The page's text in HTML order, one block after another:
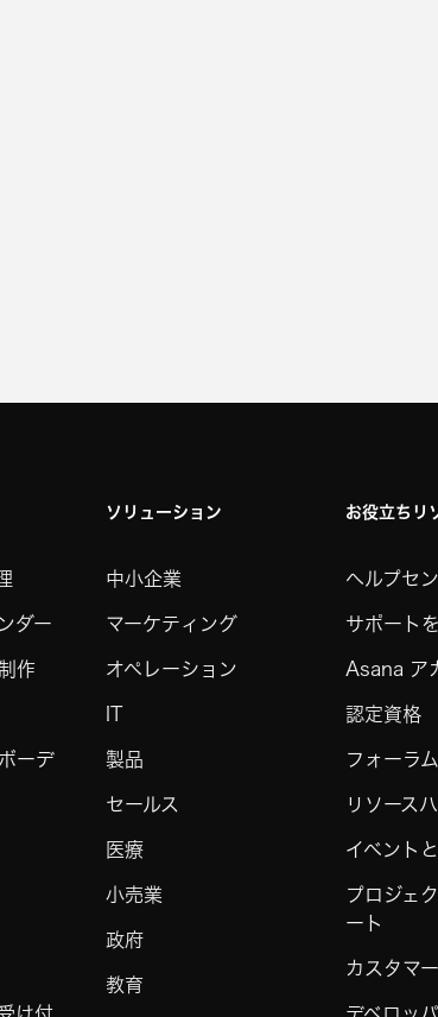
ダー
作
ーデ
ソリューション
中小企業
マーケティング
オペレーション
IT
製品
セールス
医療
小売業
政府
教育
お役立ちリ
ヘルプセ
サポート
Asana ア
認定資格
フォーラム
リソース
イベント
プロジェ
ート
カスタマ